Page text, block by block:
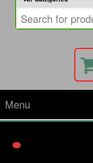
Menu